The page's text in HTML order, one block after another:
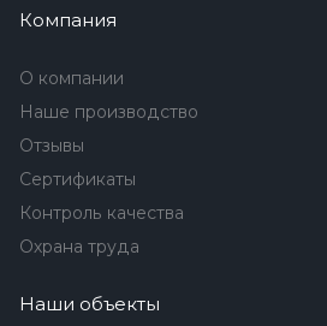
Компания
О компании
Наше производство
Отзывы
Сертификаты
Контроль качества
Охрана труда
Наши объекты